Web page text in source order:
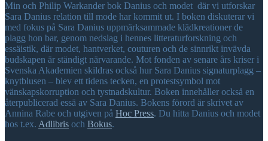
Min och Philip Warkander bok Danius och modet där vi utforskar
Sara Danius relation till mode har kommit ut. I boken diskuterar vi
med fokus på Sara Danius uppmärksammade klädkreationer de
plagg hon bar, genom nedslag i hennes litteraturforskning och
essäistik, där modet, hantverket, couturen och de sinnrikt invävda
budskapen är ständigt närvarande. Mot fonden av senare års kriser i
Svenska Akademien skildras också hur Sara Danius signaturplagg –
knytblusen – blev ett tidens tecken, en protestsymbol mot
vänskapskorruption och tystnadskultur. Boken innehåller också en
återpublicerad essä av Sara Danius. Bokens förord är skrivet av
Annina Rabe och utgiven på Hoc Press. Du hitta Danius och modet
hos t.ex. Adlibris och Bokus.